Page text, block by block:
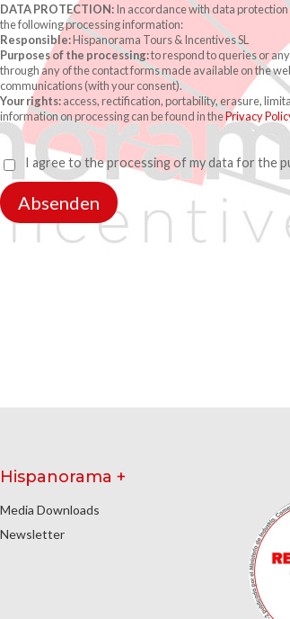
DATA PROTECTION:In accordance with data
the following processing information:
Responsible:Hispanorama Tours & Incentives SL
Purposes of the processing:to respond to queries or
through any of the contact forms made available on the
communications (with your consent).
Your rights:access, rectification, portability, erasure,
information on processing can be found in thePrivacy
I agree to the processing of my data for the
Absenden
Hispanorama +
Media Downloads
Newsletter